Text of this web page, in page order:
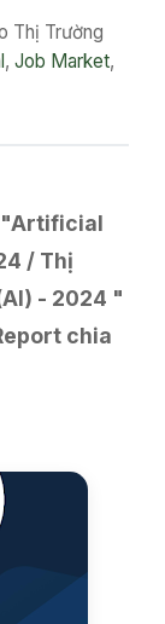
Thị Trường
, Job Market,
"Artificial
/ Thị
- 2024 "
chia